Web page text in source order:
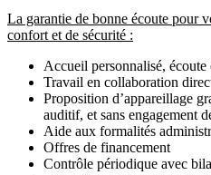
La garantie de bonne écoute pour
confort et de sécurité :
Accueil personnalisé, écoute
Travail en collaboration
Proposition d’appareillage
auditif, et sans engagement
Aide aux formalités
Offres de financement
Contrôle périodique avec